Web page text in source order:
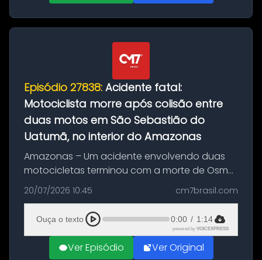
Episódio 27838: Acidente fatal:
Motociclista morre após colisão entre
duas motos em São Sebastião do
Uatumã, no interior do Amazonas
Amazonas – Um acidente envolvendo duas
motocicletas terminou com a morte de Osmar
Figueiredo de Souza, de 38 anos, no município
de São Sebastião do Uatumã, no interior do
Amazonas. A colisão ocorreu n...
20/07/2026 10:45 cm7brasil.com
Ouça o texto 0:00 / 1:14
powered by VOICEXPRESS
Ver Episódio Ver Original